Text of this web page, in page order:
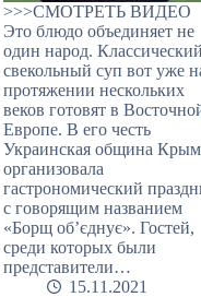
>>>СМОТРЕТЬ ВИДЕО
Это блюдо объединяет не
один народ. Классический
свекольный суп вот уже
протяжении нескольких
веков готовят в
Европе. В его честь
Украинская община
организовала
гастрономический
с говорящим названием
«Борщ об’єднує». Гостей,
среди которых были
представители…
15.11.2021